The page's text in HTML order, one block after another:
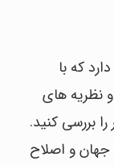
که با
و نظریه های
بررسی کنید.
جهان و اصلاح